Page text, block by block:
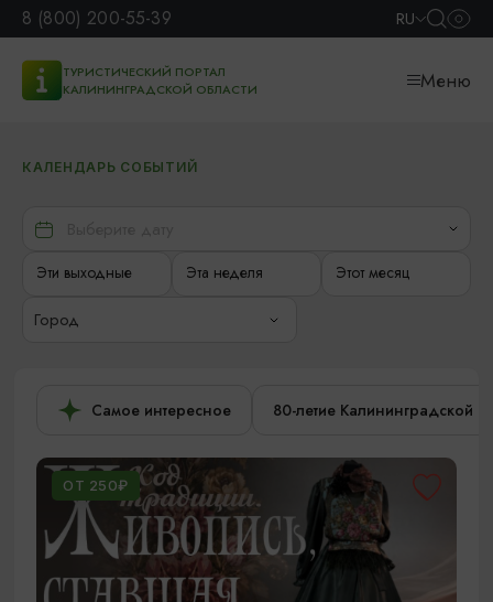
8 (800) 200-55-39 RU
ТУРИСТИЧЕСКИЙ ПОРТАЛ
КАЛИНИНГРАДСКОЙ ОБЛАСТИ
Меню
КАЛЕНДАРЬ СОБЫТИЙ
Эти выходные Эта неделя Этот месяц
Город
Самое интересное 80-летие Калининградской
ОТ 250₽